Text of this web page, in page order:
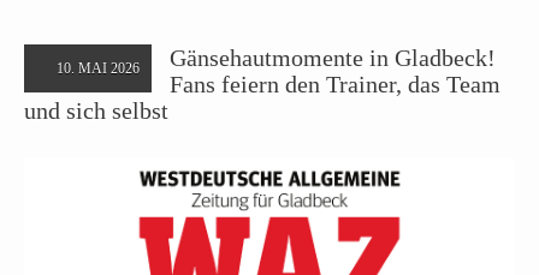
10. MAI 2026
Gänsehautmomente in Gladbeck!
Fans feiern den Trainer, das Team
und sich selbst